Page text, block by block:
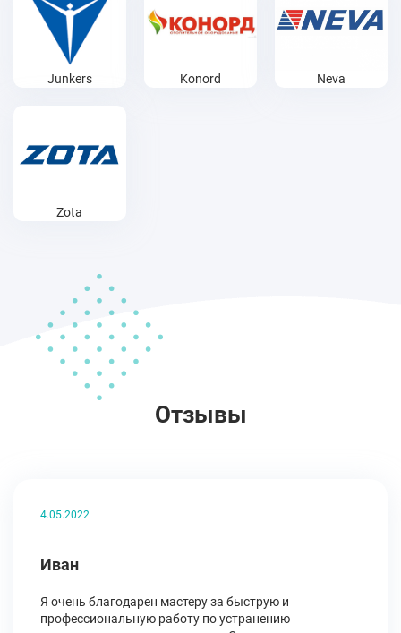
Junkers Konord Neva
Zota
Отзывы
4.05.2022
Иван
Я очень благодарен мастеру за быструю и
профессиональную работу по устранению